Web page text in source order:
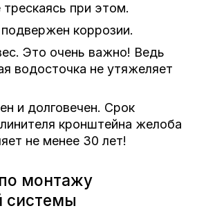
при этом.
коррозии.
Это очень важно! Ведь
водосточка не утяжеляет
и долговечен. Срок
кронштейна желоба
не менее 30 лет!
монтажу
системы